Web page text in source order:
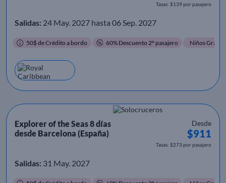
Tasas: $139 por pasajero
Salidas: 24 May. 2027 hasta 06 Sep. 2027
50$ de Crédito a bordo 60% Descuento 2º pasajero Niños Gratis
Explorer of the Seas 8 días
desde Barcelona (España)
Desde
$911
Tasas: $273 por pasajero
Salidas: 31 May. 2027